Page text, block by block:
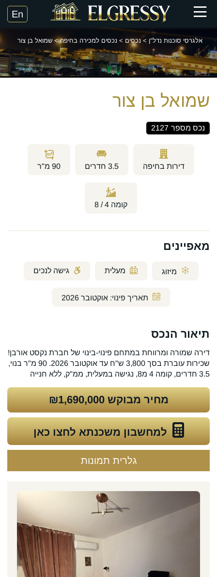
אלגרסי סוכנות נדל"ן > נכסים > נכסים למכירה בחיפה> שמואל בן צור
שמואל בן צור
נכס מספר 2127
דירות בחיפה 3.5 חדרים 90 מ"ר
קומה
מאפיינים
מיזוג מעלית גישה לנכים
תאריך פינוי: אוקטובר 2026
תיאור הנכס
דירה שמורה ומרווחת במתחם פינוי-בינוי של חברת נקסט אורבן!
שכירות עוברת בסך 3,800 ש"ח עד אוקטובר 2026. 90 מ"ר בנוי,
3.5 חדרים, קומה 4 מ8, נגישה במעלית, ממ"ק, ללא חנייה
מחיר מבוקש ₪1,690,000
למחשבון משכנתא לחצו כאן
גלרית תמונות